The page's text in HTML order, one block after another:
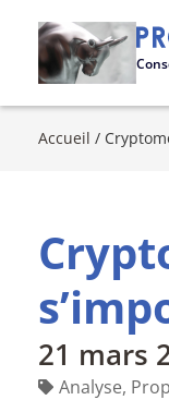
Accueil /
21 mars
Analyse,